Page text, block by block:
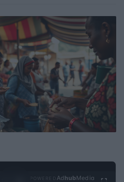
Ad hubMedia